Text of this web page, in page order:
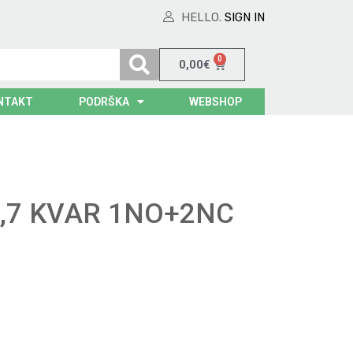
HELLO. SIGN IN
0,00€ 0
PODRŠKA WEBSHOP
KVAR 1NO+2NC